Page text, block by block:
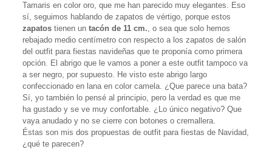
Tamaris en color oro, que me han parecido muy elegantes. Eso
sí, seguimos hablando de zapatos de vértigo, porque estos
zapatostienen un tacón de 11 cm., o sea que solo hemos
rebajado medio centímetro con respecto a los zapatos de salón
del outfit para fiestas navideñas que te proponía como primera
opción. El abrigo que le vamos a poner a este outfit tampoco va
a ser negro, por supuesto. He visto este abrigo largo
confeccionado en lana en color camela. ¿Que parece una bata?
Sí, yo también lo pensé al principio, pero la verdad es que me
ha gustado y se ve muy confortable. ¿Lo único negativo? Que
vaya anudado y no se cierre con botones o cremallera.
Éstas son mis dos propuestas de outfit para fiestas de Navidad,
¿qué te parecen?